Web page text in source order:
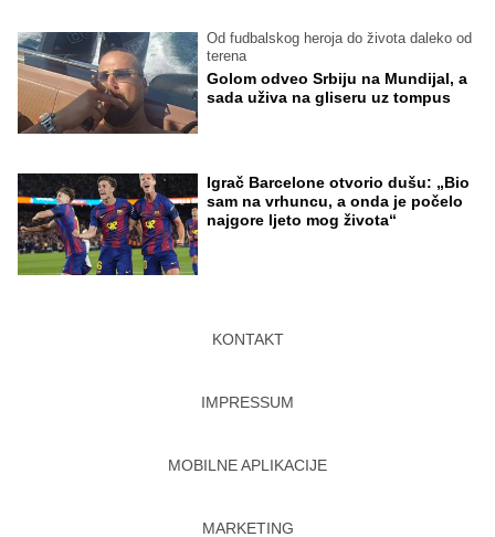
Od fudbalskog heroja do života daleko od
terena
Golom odveo Srbiju na Mundijal, a
sada uživa na gliseru uz tompus
Igrač Barcelone otvorio dušu: „Bio
sam na vrhuncu, a onda je počelo
najgore ljeto mog života“
KONTAKT
IMPRESSUM
MOBILNE APLIKACIJE
MARKETING